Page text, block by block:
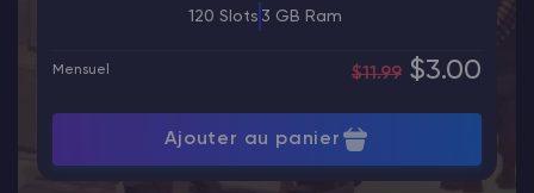
120 Slots 3 GB Ram
Mensuel $11.99 $3.00
Ajouter au panier